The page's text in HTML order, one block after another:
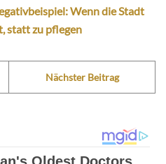
Wenn die Stadt
statt zu pflegen
Nächster Beitrag